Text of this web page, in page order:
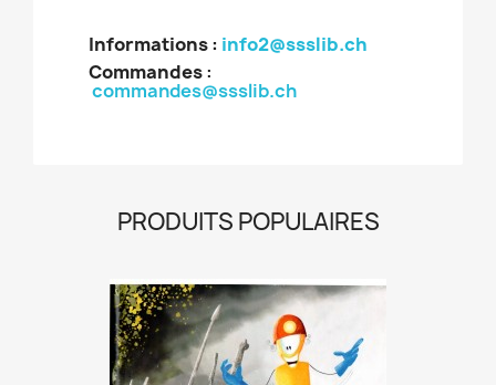
Informations : info2@ssslib.ch
Commandes:
commandes@ssslib.ch
PRODUITS POPULAIRES